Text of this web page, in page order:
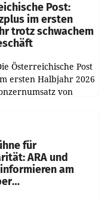
Post:
im ersten
trotz schwachem
Österreichische Post
ersten Halbjahr 2026
von
was einem Plus
gegenüber
für
ARA und
am